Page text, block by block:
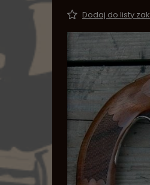
Dodaj do listy